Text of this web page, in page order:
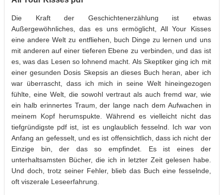
Die Kraft der Geschichtenerzählung ist etwas
Außergewöhnliches, das es uns ermöglicht, All Your Kisses
eine andere Welt zu entfliehen, buch Dinge zu lernen und uns
mit anderen auf einer tieferen Ebene zu verbinden, und das ist
es, was das Lesen so lohnend macht. Als Skeptiker ging ich mit
einer gesunden Dosis Skepsis an dieses Buch heran, aber ich
war überrascht, dass ich mich in seine Welt hineingezogen
fühlte, eine Welt, die sowohl vertraut als auch fremd war, wie
ein halb erinnertes Traum, der lange nach dem Aufwachen in
meinem Kopf herumspukte. Während es vielleicht nicht das
tiefgründigste pdf ist, ist es unglaublich fesselnd. Ich war von
Anfang an gefesselt, und es ist offensichtlich, dass ich nicht der
Einzige bin, der das so empfindet. Es ist eines der
unterhaltsamsten Bücher, die ich in letzter Zeit gelesen habe.
Und doch, trotz seiner Fehler, blieb das Buch eine fesselnde,
oft viszerale Leseerfahrung.